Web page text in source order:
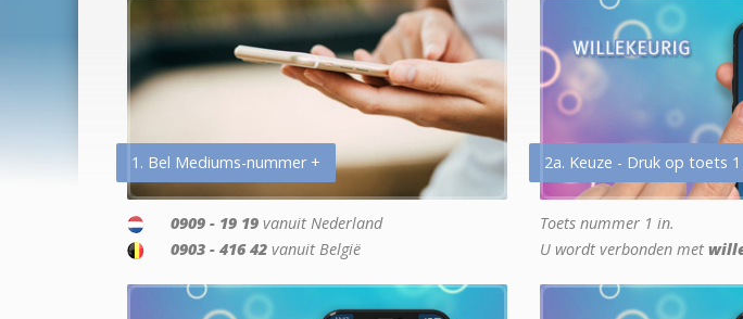
1. Bel Mediums-nummer +
0909 - 19 19 vanuit Nederland
0903 - 416 42 vanuit België
2a. Keuze - Druk op toets
Toets nummer 1 in.
U wordt verbonden met